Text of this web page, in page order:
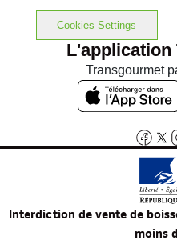
Cookies Settings
L'application
Transgourmet
Interdiction de vente de
moins